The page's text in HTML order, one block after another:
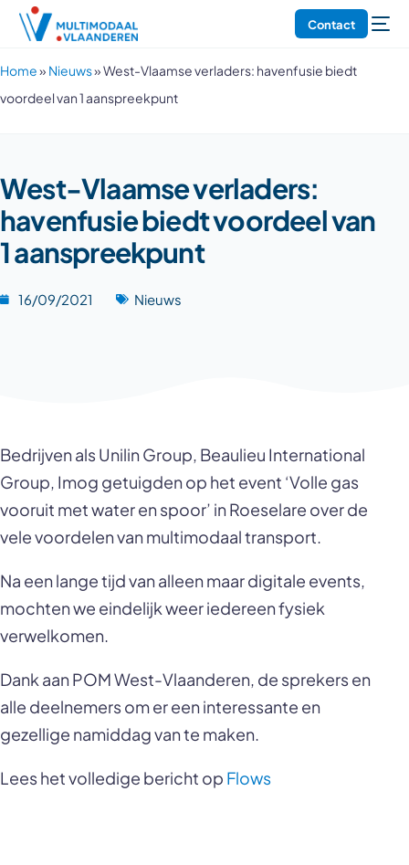
Contact
Home»Nieuws»West-Vlaamse verladers: havenfusie biedt
voordeel van 1 aanspreekpunt
West-Vlaamse verladers:
havenfusie biedt voordeel van
1 aanspreekpunt
16/09/2021 Nieuws
Bedrijven als Unilin Group, Beaulieu International
Group, Imog getuigden op het event ‘Volle gas
vooruit met water en spoor’ in Roeselare over de
vele voordelen van multimodaal transport.
Na een lange tijd van alleen maar digitale events,
mochten we eindelijk weer iedereen fysiek
verwelkomen.
Dank aan POM West-Vlaanderen, de sprekers en
alle deelnemers om er een interessante en
gezellige namiddag van te maken.
Lees het volledige bericht opFlows